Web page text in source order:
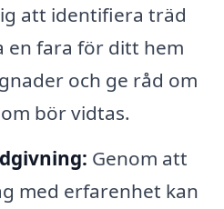
att identifiera träd
en fara för ditt hem
och ge råd om
bör vidtas.
Genom att
med erfarenhet kan